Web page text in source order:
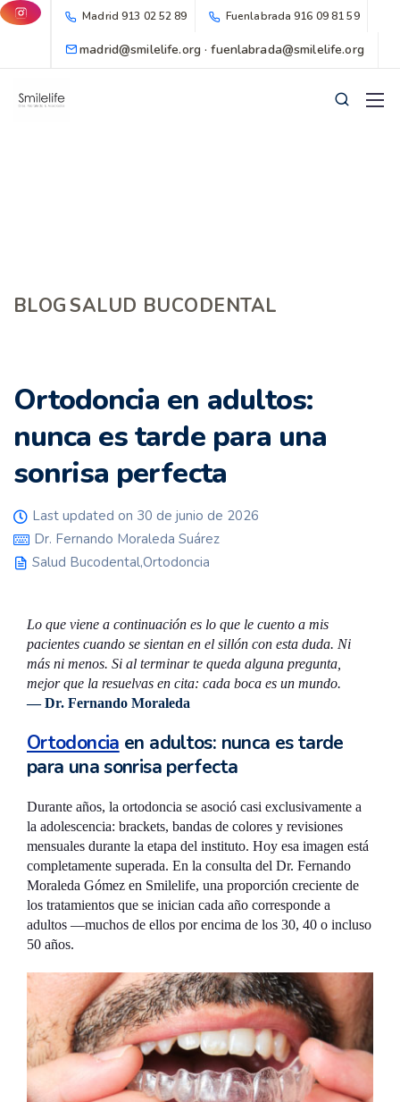
Madrid913 02 52 89 Fuenlabrada916 09 81 59
madrid@smilelife.org · fuenlabrada@smilelife.org
BLOGSALUD BUCODENTAL
Ortodoncia en adultos:
nunca es tarde para una
sonrisa perfecta
Last updated on 30 de junio de 2026
Dr. Fernando Moraleda Suárez
Salud Bucodental,Ortodoncia
Lo que viene a continuación es lo que le cuento a mis
pacientes cuando se sientan en el sillón con esta duda. Ni
más ni menos. Si al terminar te queda alguna pregunta,
mejor que la resuelvas en cita: cada boca es un mundo.
— Dr. Fernando Moraleda
Ortodoncia en adultos: nunca es tarde
para una sonrisa perfecta
Durante años, la ortodoncia se asoció casi exclusivamente a
la adolescencia: brackets, bandas de colores y revisiones
mensuales durante la etapa del instituto. Hoy esa imagen está
completamente superada. En la consulta del Dr. Fernando
Moraleda Gómez en Smilelife, una proporción creciente de
los tratamientos que se inician cada año corresponde a
adultos —muchos de ellos por encima de los 30, 40 o incluso
50 años.